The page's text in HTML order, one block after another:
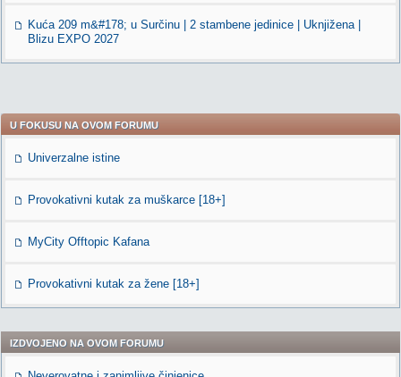
Kuća 209 m&#178; u Surčinu | 2 stambene jedinice | Uknjižena |
Blizu EXPO 2027
U FOKUSU NA OVOM FORUMU
Univerzalne istine
Provokativni kutak za muškarce [18+]
MyCity Offtopic Kafana
Provokativni kutak za žene [18+]
IZDVOJENO NA OVOM FORUMU